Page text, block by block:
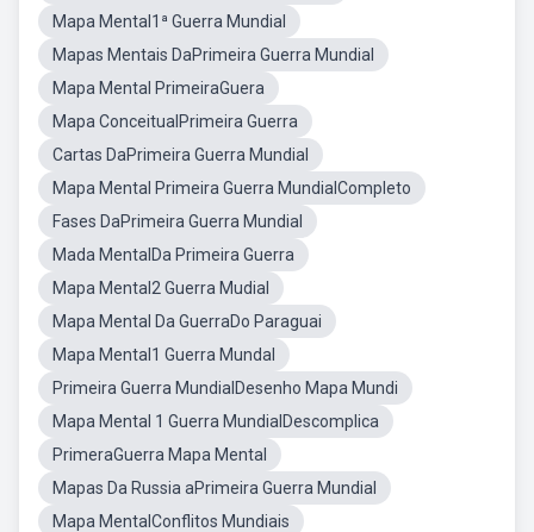
Mapa Mental1ª Guerra Mundial
Mapas Mentais DaPrimeira Guerra Mundial
Mapa Mental PrimeiraGuera
Mapa ConceitualPrimeira Guerra
Cartas DaPrimeira Guerra Mundial
Mapa Mental Primeira Guerra MundialCompleto
Fases DaPrimeira Guerra Mundial
Mada MentalDa Primeira Guerra
Mapa Mental2 Guerra Mudial
Mapa Mental Da GuerraDo Paraguai
Mapa Mental1 Guerra Mundal
Primeira Guerra MundialDesenho Mapa Mundi
Mapa Mental 1 Guerra MundialDescomplica
PrimeraGuerra Mapa Mental
Mapas Da Russia aPrimeira Guerra Mundial
Mapa MentalConflitos Mundiais